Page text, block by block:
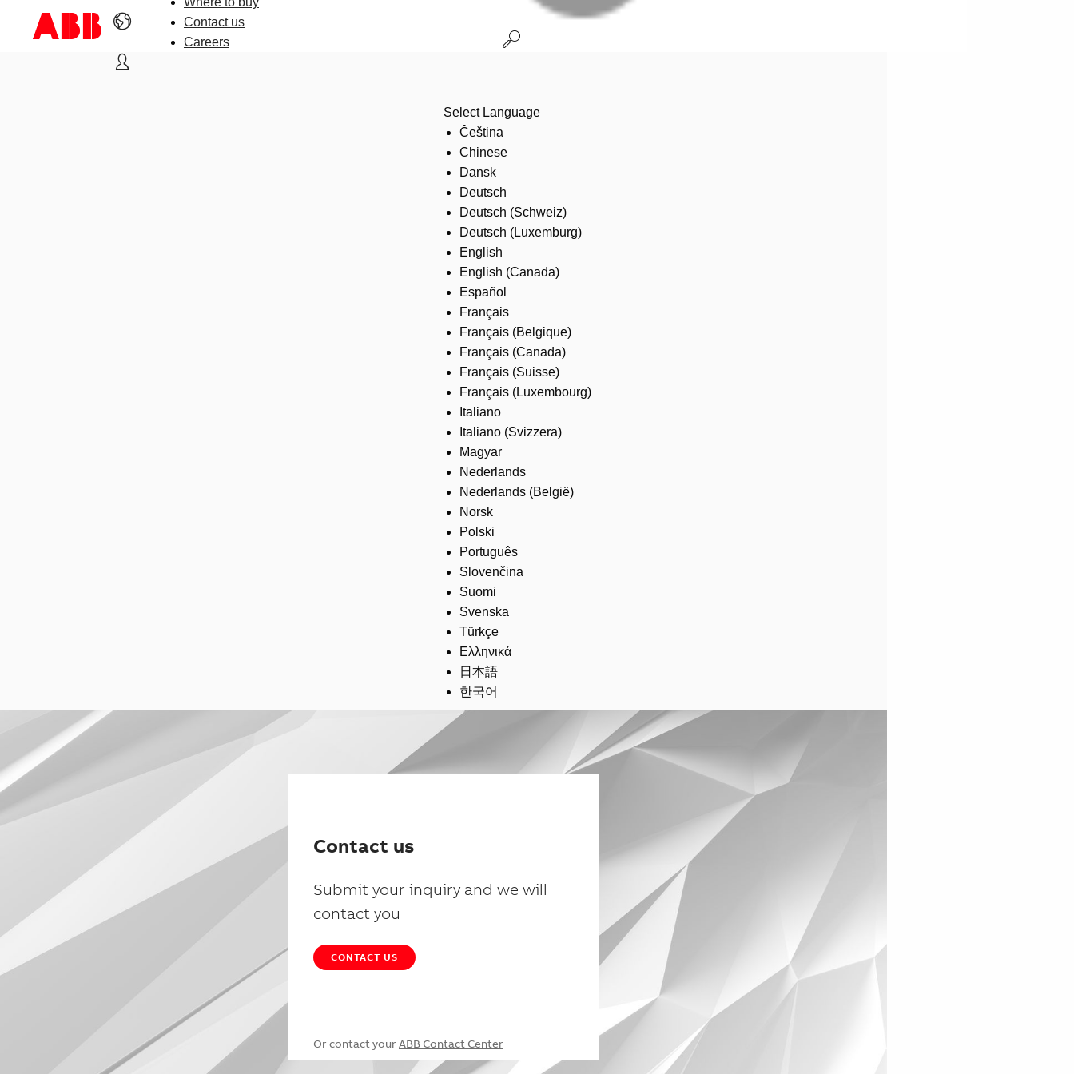
Contact us
Careers
Select Language
Čeština
Chinese
Dansk
Deutsch
Deutsch (Schweiz)
Deutsch (Luxemburg)
English
English (Canada)
Español
Français
Français (Belgique)
Français (Canada)
Français (Suisse)
Français (Luxembourg)
Italiano
Italiano (Svizzera)
Magyar
Nederlands
Nederlands (België)
Norsk
Polski
Português
Slovenčina
Suomi
Svenska
Türkçe
Ελληνικά
日本語
한국어
Contact us
Submit your inquiry and we will
contact you
CONTACT US
Or contact your ABB Contact Center